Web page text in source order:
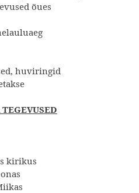
õues
huviringid
kirikus